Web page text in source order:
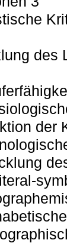
des
der